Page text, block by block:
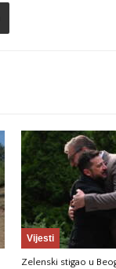
Vijesti
Zelenski stigao u